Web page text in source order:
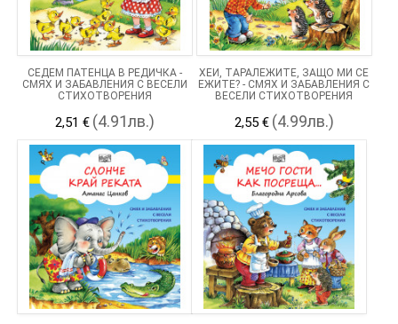
СЕДЕМ ПАТЕНЦА В РЕДИЧКА -
СМЯХ И ЗАБАВЛЕНИЯ С ВЕСЕЛИ
СТИХОТВОРЕНИЯ
2,51 € (4.91лв.)
ХЕЙ, ТАРАЛЕЖИТЕ, ЗАЩО МИ СЕ
ЕЖИТЕ? - СМЯХ И ЗАБАВЛЕНИЯ С
ВЕСЕЛИ СТИХОТВОРЕНИЯ
2,55 € (4.99лв.)